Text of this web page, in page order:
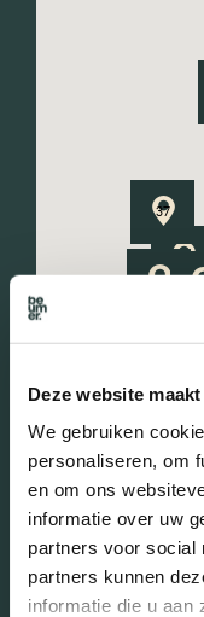
Deze website
We gebruiken
personaliseren, om
en om ons
informatie over uw
partners voor social
partners kunnen
informatie die u aan
66
37